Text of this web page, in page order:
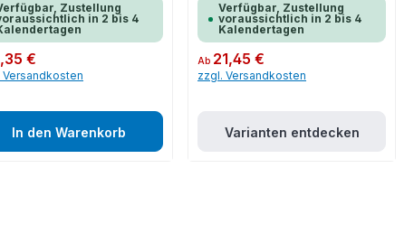
Zustellung
in 2 bis 4
Preis:
€
Versandkosten
In den Warenkorb
Verfügbar, Zustellung
voraussichtlich in 2 bis 4
Kalendertagen
Regulärer Preis:
Ab 21,45 €
zzgl. Versandkosten
Varianten entdecken